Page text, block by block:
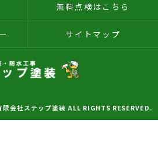
無料点検はこちら
サイトマップ
会社ステップ塗装 ALL RIGHTS RESERVED.